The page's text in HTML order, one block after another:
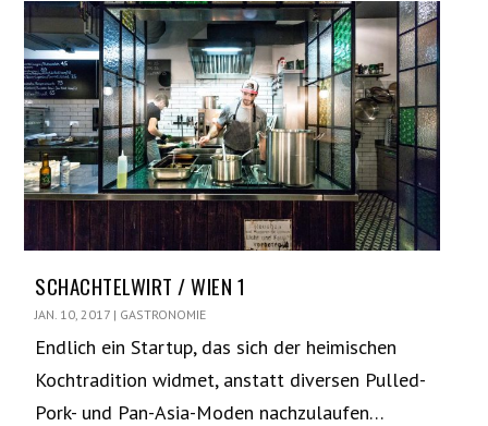
SCHACHTELWIRT / WIEN 1
JAN. 10, 2017 | GASTRONOMIE
Endlich ein Startup, das sich der heimischen
Kochtradition widmet, anstatt diversen Pulled-
Pork- und Pan-Asia-Moden nachzulaufen…